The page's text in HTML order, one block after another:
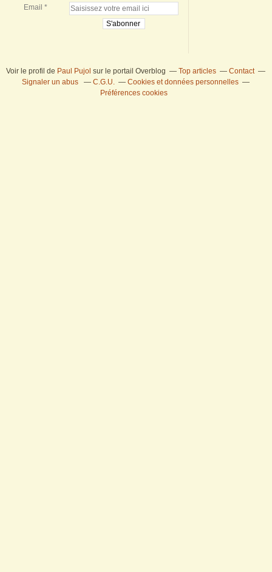
Email
Voir le profil de Paul Pujol sur le portail Overblog Top articles
Contact
Signaler un abus
C.G.U.
Cookies et données personnelles
Préférences cookies